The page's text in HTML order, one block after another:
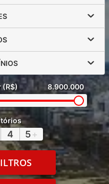
(R$) 8.900.000
4 5 +